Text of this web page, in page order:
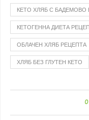
КЕТО ХЛЯБ С БАДЕМОВО
КЕТОГЕННА ДИЕТА
ОБЛАЧЕН ХЛЯБ РЕЦЕПТА
ХЛЯБ БЕЗ ГЛУТЕН КЕТО
0